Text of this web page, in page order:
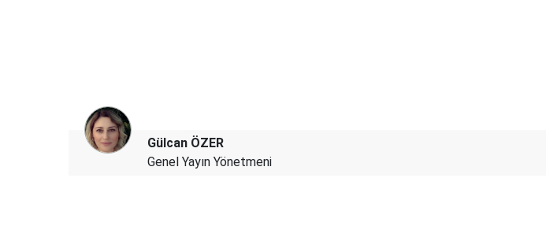
Gülcan ÖZER
Genel Yayın Yönetmeni